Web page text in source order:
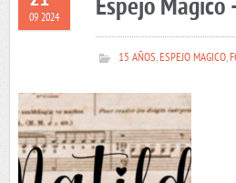
09 2024 Espejo Mágico
15 AÑOS,ESPEJO MAGICO,